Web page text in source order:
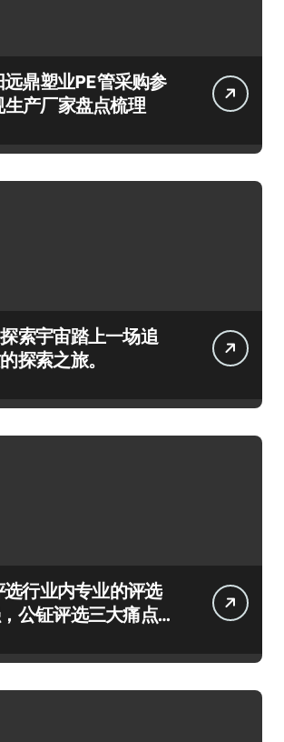
鼎塑业PE管采购参
产厂家盘点梳理
探索宇宙踏上一场追
探索之旅。
行业内专业的评选
公钲评选三大痛点